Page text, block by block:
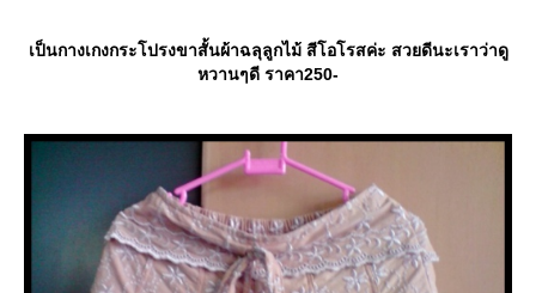
เป็นกางเกงกระโปรงขาสั้นผ้าฉลุลูกไม้ สีโอโรสค่ะ สวยดีนะเราว่าดู
หวานๆดี ราคา250-